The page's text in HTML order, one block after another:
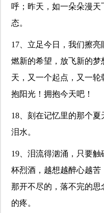
呼；昨天，如一朵朵漫
态。
17、立足今日，我们擦
燃新的希望，放飞新的
天，又一个起点，又一
抱阳光！拥抱今天吧！
18、刻在记忆里的那个
泪水。
19、泪流得汹涌，只要
杯烈酒，越想越醉心越苦
那开不尽的，落不完的
的疼。